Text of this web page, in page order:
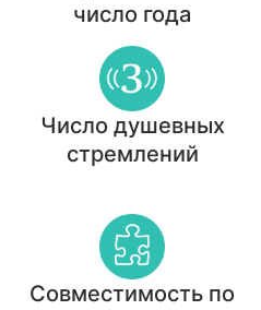
число года
Число душевных
стремлений
Совместимость по